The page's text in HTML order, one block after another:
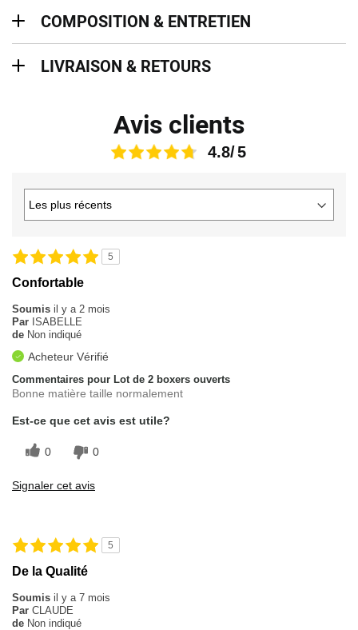
COMPOSITION & ENTRETIEN
LIVRAISON & RETOURS
Avis clients
4.8
5
Confortable
Soumis il y a 2 mois
Par ISABELLE
de Non indiqué
Acheteur Vérifié
Commentaires pour Lot de 2 boxers ouverts
Bonne matière taille normalement
Est-ce que cet avis est utile?
0 0
Signaler cet avis
5
De la Qualité
Soumis il y a 7 mois
Par CLAUDE
de Non indiqué